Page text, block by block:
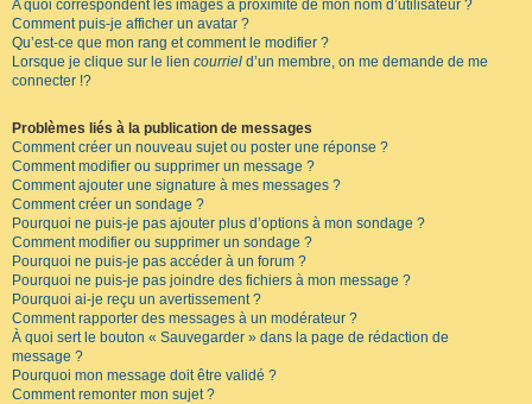
A quoi correspondent les images à proximité de mon nom d’utilisateur ?
Comment puis-je afficher un avatar ?
Qu’est-ce que mon rang et comment le modifier ?
Lorsque je clique sur le lien courriel d’un membre, on me demande de me
connecter !?
Problèmes liés à la publication de messages
Comment créer un nouveau sujet ou poster une réponse ?
Comment modifier ou supprimer un message ?
Comment ajouter une signature à mes messages ?
Comment créer un sondage ?
Pourquoi ne puis-je pas ajouter plus d’options à mon sondage ?
Comment modifier ou supprimer un sondage ?
Pourquoi ne puis-je pas accéder à un forum ?
Pourquoi ne puis-je pas joindre des fichiers à mon message ?
Pourquoi ai-je reçu un avertissement ?
Comment rapporter des messages à un modérateur ?
À quoi sert le bouton « Sauvegarder » dans la page de rédaction de
message ?
Pourquoi mon message doit être validé ?
Comment remonter mon sujet ?